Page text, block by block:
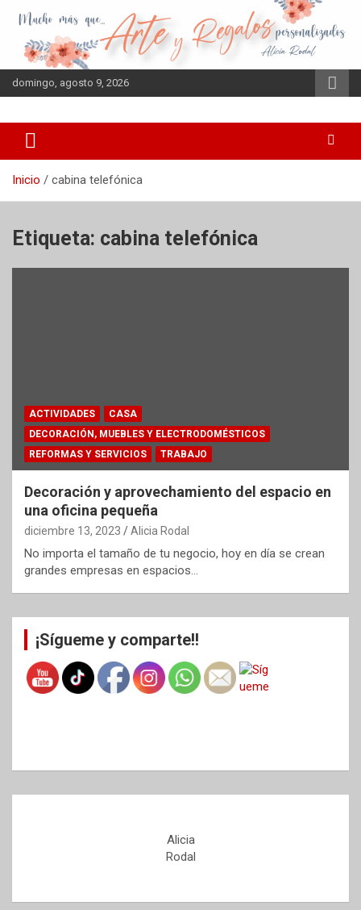
contenido
domingo, agosto 9, 2026
Inicio cabina telefónica
Etiqueta: cabina telefónica
ACTIVIDADES
CASA
DECORACIÓN, MUEBLES Y ELECTRODOMÉSTICOS
REFORMAS Y SERVICIOS
TRABAJO
Decoración y aprovechamiento del espacio en
una oficina pequeña
diciembre 13, 2023 Alicia Rodal
No importa el tamaño de tu negocio, hoy en día se crean
grandes empresas en espacios…
¡Sígueme y comparte!!
Alicia
Rodal